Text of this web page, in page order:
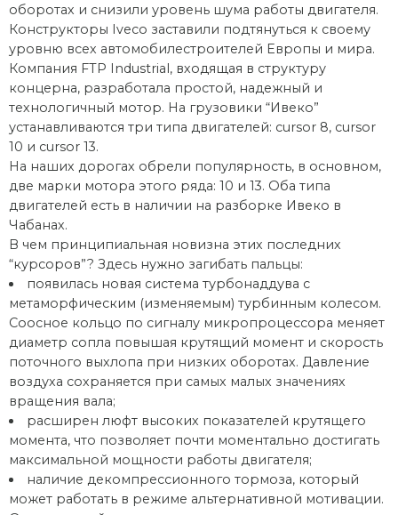
оборотах и снизили уровень шума работы двигателя.
Конструкторы Iveco заставили подтянуться к своему
уровню всех автомобилестроителей Европы и мира.
Компания FTP Industrial, входящая в структуру
концерна, разработала простой, надежный и
технологичный мотор. На грузовики “Ивеко”
устанавливаются три типа двигателей: сursor 8, сursor
10 и сursor 13.
На наших дорогах обрели популярность, в основном,
две марки мотора этого ряда: 10 и 13. Оба типа
двигателей есть в наличии на разборке Ивеко в
Чабанах.
В чем принципиальная новизна этих последних
“курсоров”? Здесь нужно загибать пальцы:
появилась новая система турбонаддува с
метаморфическим (изменяемым) турбинным колесом.
Соосное кольцо по сигналу микропроцессора меняет
диаметр сопла повышая крутящий момент и скорость
поточного выхлопа при низких оборотах. Давление
воздуха сохраняется при самых малых значениях
вращения вала;
расширен люфт высоких показателей крутящего
момента, что позволяет почти моментально достигать
максимальной мощности работы двигателя;
наличие декомпрессионного тормоза, который
может работать в режиме альтернативной мотивации.